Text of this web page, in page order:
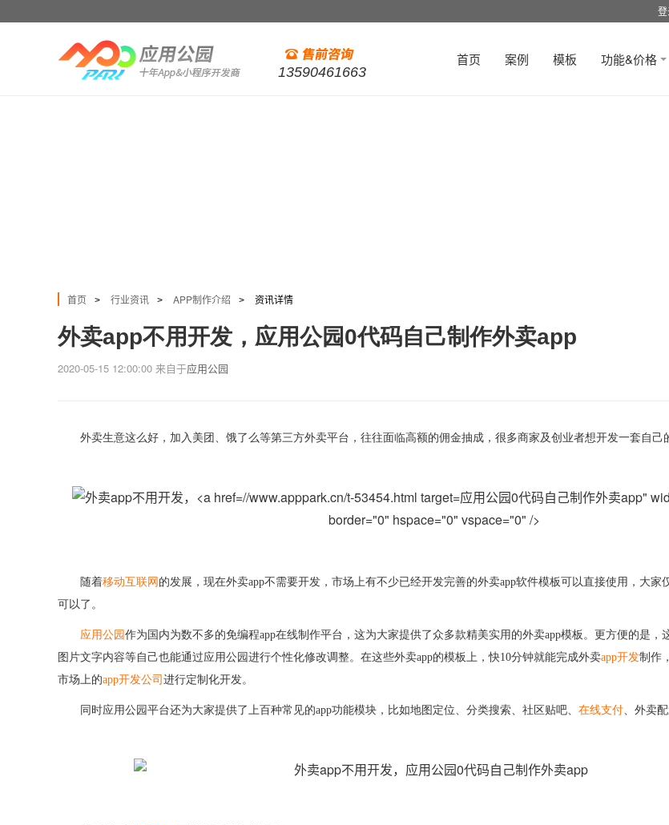
13590461663
首页 案例 模板 功能&价格
首页 > 行业资讯 > APP制作介绍 > 资讯详情
外卖app不用开发，应用公园0代码自己制作外卖app
2020-05-15 12:00:00 来自于应用公园
外卖生意这么好，加入美团 、 饿了么等第三方外卖平台，往往面临高额的佣金抽成，很多商家及创业者想开发一套自己
应用公园0代码自己制作外卖app"
border="0" hspace="0" vspace="0" />
随着移动互联网 的发展，现在外卖app不需要开发，市场上有不少已经开发完善的外卖app软件模板可以直接使用，大家
可以了。
应用公园 作为国内为数不多的免编程app在线制作平台，这为大家提供了众多款精美实用的外卖app模板。更方便的是，
图片文字内容等自己也能通过应用公园进行个性化修改调整。在这些外卖app的模板上，快10分钟就能完成外卖app开发制作 ，
市场上的app开发公司 进行定制化开发。
同时应用公园 平台还为大家提供了上百种常见的app功能模块，比如地图定位、 分类搜索、 社区贴吧、 在线支付、 外卖